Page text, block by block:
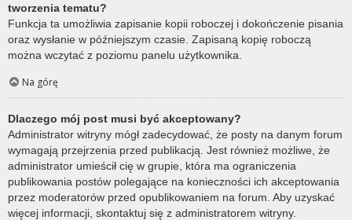
tworzenia tematu?
Funkcja ta umożliwia zapisanie kopii roboczej i dokończenie pisania
oraz wysłanie w późniejszym czasie. Zapisaną kopię roboczą
można wczytać z poziomu panelu użytkownika.
Na górę
Dlaczego mój post musi być akceptowany?
Administrator witryny mógł zadecydować, że posty na danym forum
wymagają przejrzenia przed publikacją. Jest również możliwe, że
administrator umieścił cię w grupie, która ma ograniczenia
publikowania postów polegające na konieczności ich akceptowania
przez moderatorów przed opublikowaniem na forum. Aby uzyskać
więcej informacji, skontaktuj się z administratorem witryny.